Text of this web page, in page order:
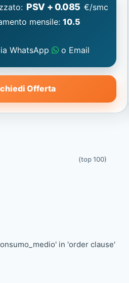
PSV + 0.085 €/smc
mensile:10.5
WhatsApp o Email
Offerta
(top 100)
in 'order clause'